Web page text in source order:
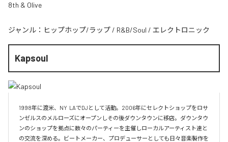
8th & Olive
ジャンル： ヒップホップ/ラップ / R&B/Soul / エレクトロニック
Kapsoul
1998年に渡米、NY  LAでDJとして活動。2006年にセレクトショップをロサ
ンゼルスのメルローズにオープンしその後ダウンタウンに移店。ダウンタウ
ンのショップを拠点に数々のパーティーを主催しローカルアーティスト達と
の交流を深める。ビートメーカー、プロデューサーとしても日々音楽製作を